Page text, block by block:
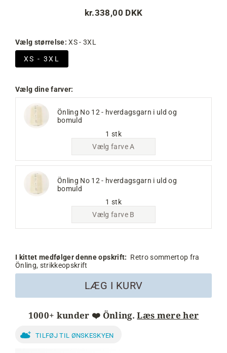
Normalpris
Tilbudspris
kr.338,00 DKK
Vælg størrelse:XS - 3XL
XS - 3XL
Vælg dine farver:
Önling No 12 - hverdagsgarn i uld og
bomuld
1 stk
Vælg farve A
Önling No 12 - hverdagsgarn i uld og
bomuld
1 stk
Vælg farve B
I kittet medfølger denne opskrift: Retro sommertop fra
Önling, strikkeopskrift
LÆG I KURV
1000+ kunder ❤️ Önling.Læs mere her
TILFØJ TIL ØNSKESKYEN